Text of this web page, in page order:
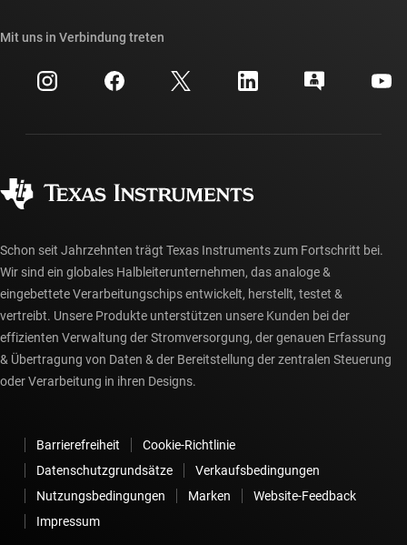
Veranstaltungen
Investorenbeziehungen
Querverweis-Suche
Kundensupportzentrum
myTI-Konto FAQs
Häufig gestellte Fragen zu Bestellungen
Mit uns in Verbindung treten
Schon seit Jahrzehnten trägt Texas Instruments zum Fortschritt bei.
Wir sind ein globales Halbleiterunternehmen, das analoge &
eingebettete Verarbeitungschips entwickelt, herstellt, testet &
vertreibt. Unsere Produkte unterstützen unsere Kunden bei der
effizienten Verwaltung der Stromversorgung, der genauen Erfassung
& Übertragung von Daten & der Bereitstellung der zentralen Steuerung
oder Verarbeitung in ihren Designs.
Barrierefreiheit
Cookie-Richtlinie
Datenschutzgrundsätze
Verkaufsbedingungen
Nutzungsbedingungen
Marken
Website-Feedback
Impressum